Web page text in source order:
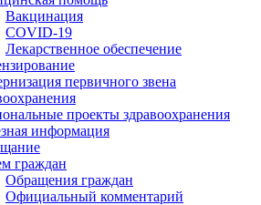
Вакцинация
COVID-19
Лекарственное обеспечение
первичного звена
проекты здравоохранения
информация
граждан
Обращения граждан
Официальный комментарий